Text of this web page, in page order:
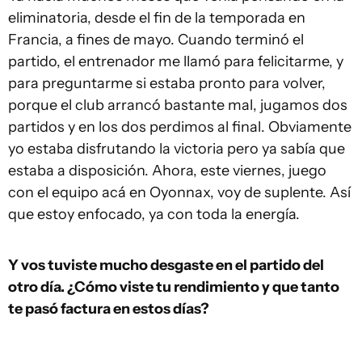
eliminatoria, desde el fin de la temporada en
Francia, a fines de mayo. Cuando terminó el
partido, el entrenador me llamó para felicitarme, y
para preguntarme si estaba pronto para volver,
porque el club arrancó bastante mal, jugamos dos
partidos y en los dos perdimos al final. Obviamente
yo estaba disfrutando la victoria pero ya sabía que
estaba a disposición. Ahora, este viernes, juego
con el equipo acá en Oyonnax, voy de suplente. Así
que estoy enfocado, ya con toda la energía.
Y vos tuviste mucho desgaste en el partido del
otro día. ¿Cómo viste tu rendimiento y que tanto
te pasó factura en estos días?